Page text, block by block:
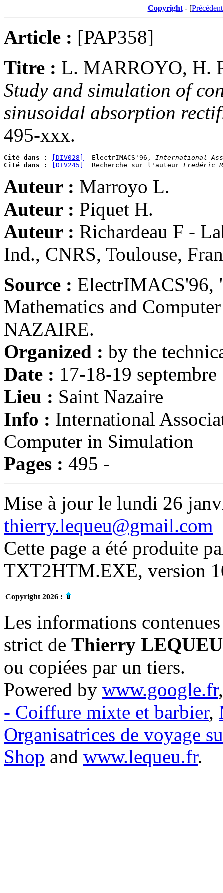
Copyright- [
Article : [PAP358]
Titre : L. MARROYO, H.
Study and simulation of
sinusoidal absorption
495-xxx.
Cité dans : [DIV028]
  ElectrIMACS'96,
International
Cité dans :
[DIV245]
  Recherche sur l'auteur
Fredéric
Auteur : Marroyo L.
Auteur : Piquet H.
Auteur : Richardeau F -
Ind., CNRS, Toulouse,
Source : ElectrIMACS'96,
Mathematics and
NAZAIRE.
Organized : by the
Date : 17-18-19 septembre
Lieu : Saint Nazaire
Info : International
Computer in Simulation
Pages : 495 -
Mise à jour le lundi 26
thierry.lequeu@gmail.com
Cette page a été produite
TXT2HTM.EXE, version
Copyright 2026 :
Les informations
strict de Thierry LEQUEU
ou copiées par un tiers.
Powered by www.google.fr
- Coiffure mixte et barbier,
Organisatrices de voyage
Shop and www.lequeu.fr.